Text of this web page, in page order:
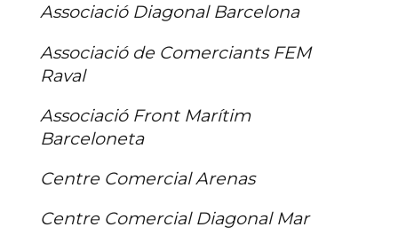
Associació Diagonal Barcelona
Associació de Comerciants FEM
Raval
Associació Front Marítim
Barceloneta
Centre Comercial Arenas
Centre Comercial Diagonal Mar